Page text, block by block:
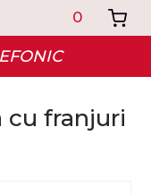
0
cu franjuri